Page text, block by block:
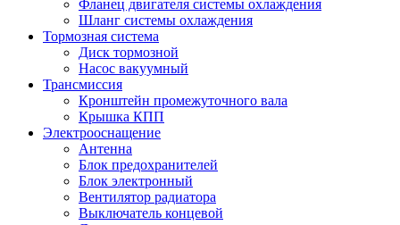
Фланец двигателя системы охлаждения
Шланг системы охлаждения
Тормозная система
Диск тормозной
Насос вакуумный
Трансмиссия
Кронштейн промежуточного вала
Крышка КПП
Электрооснащение
Антенна
Блок предохранителей
Блок электронный
Вентилятор радиатора
Выключатель концевой